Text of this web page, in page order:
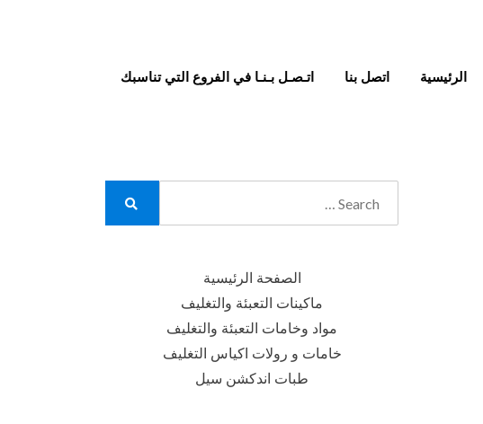
الرئيسية اتصل بنا اتـصـل بـنـا في الفروع التي تناسبك
الصفحة الرئيسية
ماكينات التعبئة والتغليف
مواد وخامات التعبئة والتغليف
خامات و رولات اكياس التغليف
طبات اندكشن سيل